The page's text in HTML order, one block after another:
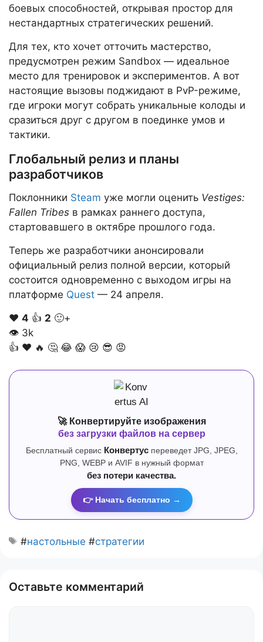
боевых способностей, открывая простор для
нестандартных стратегических решений.
Для тех, кто хочет отточить мастерство,
предусмотрен режим Sandbox — идеальное
место для тренировок и экспериментов. А вот
настоящие вызовы поджидают в PvP-режиме,
где игроки могут собрать уникальные колоды и
сразиться друг с другом в поединке умов и
тактики.
Глобальный релиз и планы
разработчиков
Поклонники Steam уже могли оценить Vestiges:
Fallen Tribes в рамках раннего доступа,
стартовавшего в октябре прошлого года.
Теперь же разработчики анонсировали
официальный релиз полной версии, который
состоится одновременно с выходом игры на
платформе Quest — 24 апреля.
❤️ 4 👍 2 🙂+
👁 3k
👍 ❤️ 🔥 🤔 😂 😱 😢 😎 😡
🚀 Конвертируйте изображения
без загрузки файлов на сервер
Бесплатный сервис Конвертуспереведет JPG, JPEG,
PNG, WEBP и AVIF в нужный формат
без потери качества.
👉 Начать бесплатно →
#настольные #стратегии
Оставьте комментарий